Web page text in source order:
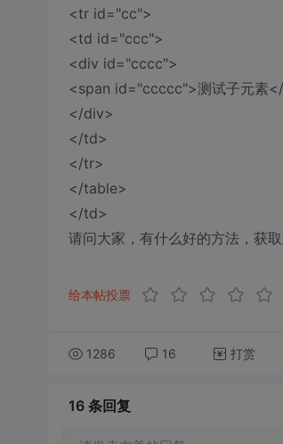
<tr id="cc">
<td id="ccc">
<div id="cccc">
<span id="ccccc">测试子元素
</div>
</td>
</tr>
</table>
</td>
请问大家，有什么好的方法，获
给本帖投票
1286 16 打赏
16 条回复